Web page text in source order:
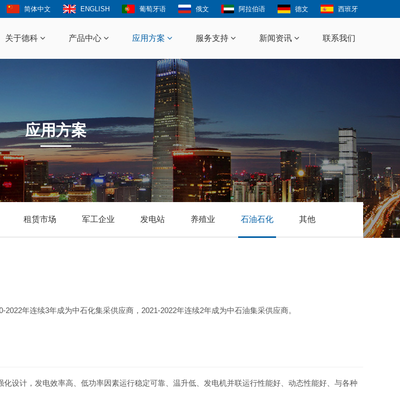
简体中文 ENGLISH 葡萄牙语 俄文 阿拉伯语 德文 西班牙
关于德科 产品中心 应用方案 服务支持 新闻资讯 联系我们
应用方案
租赁市场 军工企业 发电站 养殖业 石油石化 其他
年连续3年成为中石化集采供应商，2021-2022年连续2年成为中石油集采供应商。
设计，发电效率高、低功率因素运行稳定可靠、温升低、发电机并联运行性能好、动态性能好、与各种